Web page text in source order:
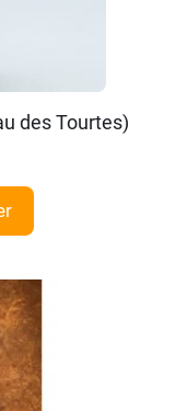
des Tourtes)